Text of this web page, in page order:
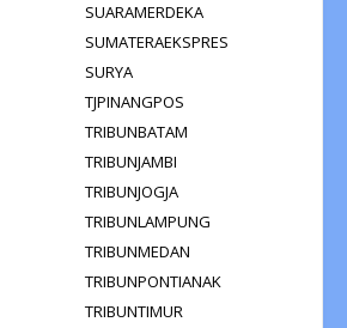
SUARAMERDEKA
SUMATERAEKSPRES
SURYA
TJPINANGPOS
TRIBUNBATAM
TRIBUNJAMBI
TRIBUNJOGJA
TRIBUNLAMPUNG
TRIBUNMEDAN
TRIBUNPONTIANAK
TRIBUNTIMUR